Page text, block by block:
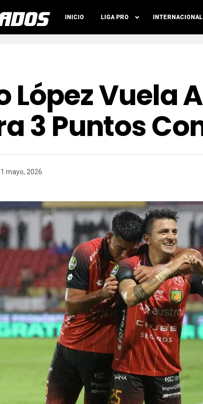
INICIO LIGA PRO
López
3 Puntos
mayo, 2026